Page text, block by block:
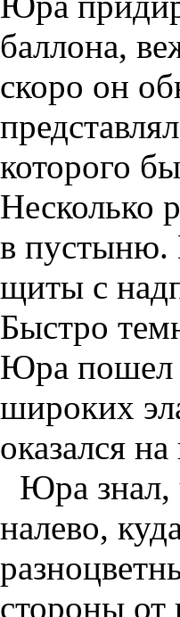
баллона,
скоро он
которого
Несколько
в пустыню.
щиты с
Быстро
Юра пошел
широких
оказался
Юра знал,
налево,
стороны от